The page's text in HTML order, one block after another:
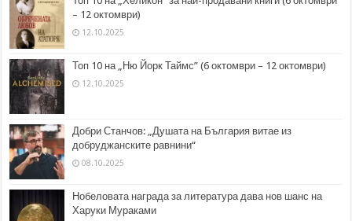
– 12 октомври)
12.10.2025
Топ 10 на „Ню Йорк Таймс” (6 октомври – 12 октомври)
12.10.2025
Добри Станчов: „Душата на България витае из
добруджанските равнини“
08.10.2025
Нобеловата награда за литература дава нов шанс на
Харуки Мураками